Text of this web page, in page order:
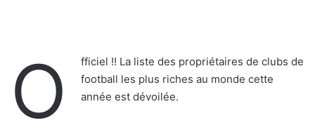
O
fficiel !! La liste des propriétaires de clubs de
football les plus riches au monde cette
année est dévoilée.